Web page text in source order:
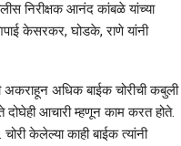
निरीक्षक आनंद कांबळे यांच्या
केसरकर, घोडके, राणे यांनी
अकराहून अधिक बाईक चोरीची कबुली
दोघेही आचारी म्हणून काम करत होते.
केलेल्या काही बाईक त्यांनी